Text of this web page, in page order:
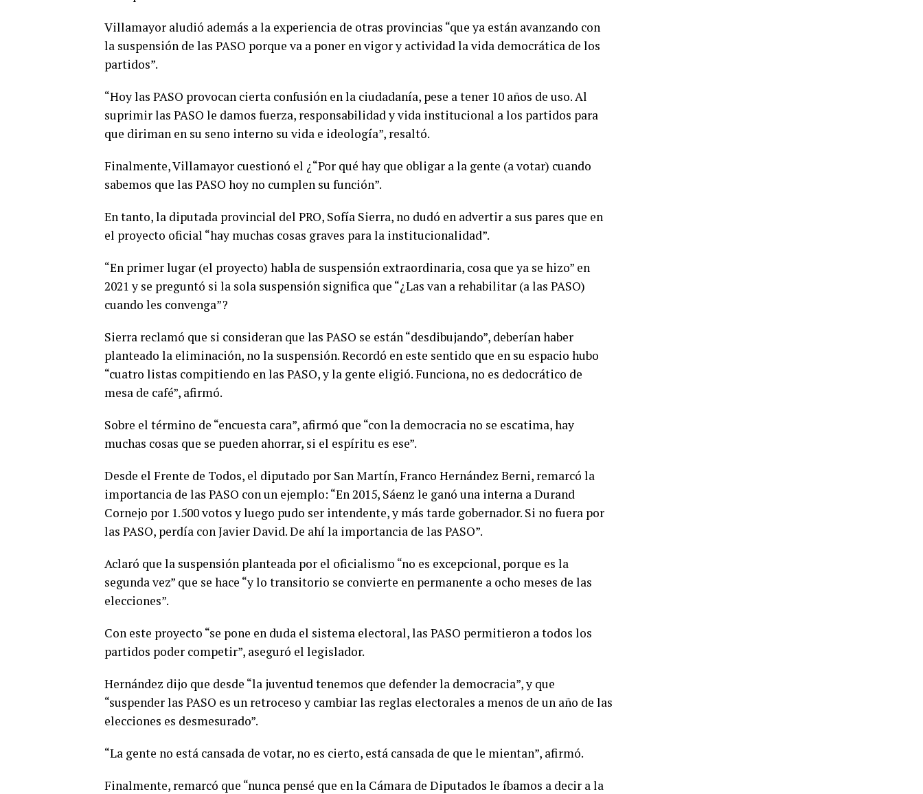
Villamayor aludió además a la experiencia de otras provincias “que ya están avanzando con
la suspensión de las PASO porque va a poner en vigor y actividad la vida democrática de los
partidos”.
“Hoy las PASO provocan cierta confusión en la ciudadanía, pese a tener 10 años de uso. Al
suprimir las PASO le damos fuerza, responsabilidad y vida institucional a los partidos para
que diriman en su seno interno su vida e ideología”, resaltó.
Finalmente, Villamayor cuestionó el ¿“Por qué hay que obligar a la gente (a votar) cuando
sabemos que las PASO hoy no cumplen su función”.
En tanto, la diputada provincial del PRO, Sofía Sierra, no dudó en advertir a sus pares que en
el proyecto oficial “hay muchas cosas graves para la institucionalidad”.
“En primer lugar (el proyecto) habla de suspensión extraordinaria, cosa que ya se hizo” en
2021 y se preguntó si la sola suspensión significa que “¿Las van a rehabilitar (a las PASO)
cuando les convenga”?
Sierra reclamó que si consideran que las PASO se están “desdibujando”, deberían haber
planteado la eliminación, no la suspensión. Recordó en este sentido que en su espacio hubo
“cuatro listas compitiendo en las PASO, y la gente eligió. Funciona, no es dedocrático de
mesa de café”, afirmó.
Sobre el término de “encuesta cara”, afirmó que “con la democracia no se escatima, hay
muchas cosas que se pueden ahorrar, si el espíritu es ese”.
Desde el Frente de Todos, el diputado por San Martín, Franco Hernández Berni, remarcó la
importancia de las PASO con un ejemplo: “En 2015, Sáenz le ganó una interna a Durand
Cornejo por 1.500 votos y luego pudo ser intendente, y más tarde gobernador. Si no fuera por
las PASO, perdía con Javier David. De ahí la importancia de las PASO”.
Aclaró que la suspensión planteada por el oficialismo “no es excepcional, porque es la
segunda vez” que se hace “y lo transitorio se convierte en permanente a ocho meses de las
elecciones”.
Con este proyecto “se pone en duda el sistema electoral, las PASO permitieron a todos los
partidos poder competir”, aseguró el legislador.
Hernández dijo que desde “la juventud tenemos que defender la democracia”, y que
“suspender las PASO es un retroceso y cambiar las reglas electorales a menos de un año de las
elecciones es desmesurado”.
“La gente no está cansada de votar, no es cierto, está cansada de que le mientan”, afirmó.
Finalmente, remarcó que “nunca pensé que en la Cámara de Diputados le íbamos a decir a la